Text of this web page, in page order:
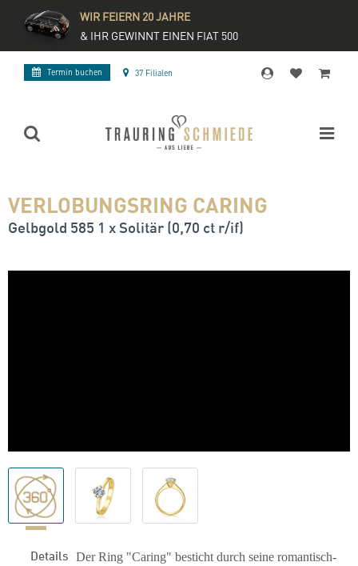
WIR FEIERN 20 JAHRE
& IHR GEWINNT EINEN FIAT 500
Termin buchen 37 Filialen
VERLOBUNGSRING CARING
Gelbgold 585 1 x Solitär (0,70 ct r/if)
Details Der Ring "Caring" besticht durch seine romantisch-